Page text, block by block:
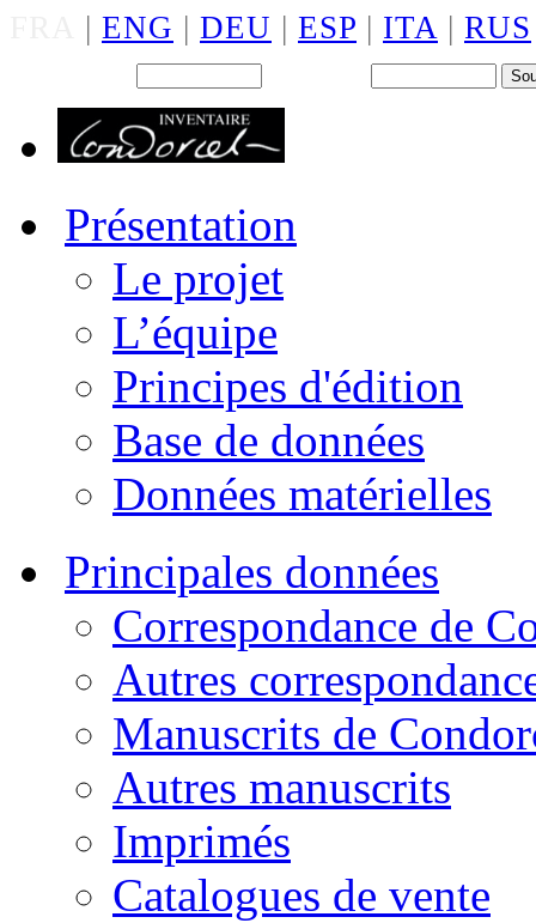
| ENG | DEU | ESP | ITA | RUS
Présentation
Le projet
L’équipe
Principes d'édition
Base de données
Données matérielles
Principales données
Correspondance de
Autres
Manuscrits de
Autres manuscrits
Imprimés
Catalogues de vente